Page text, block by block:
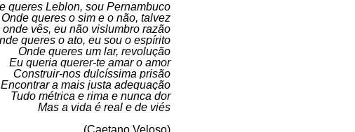
queres Leblon, sou Pernambuco
Onde queres o sim e o não, talvez
onde vês, eu não vislumbro razão
queres o ato, eu sou o espírito
Onde queres um lar, revolução
Eu queria querer-te amar o amor
Construir-nos dulcíssima prisão
Encontrar a mais justa adequação
Tudo métrica e rima e nunca dor
Mas a vida é real e de viés
(Caetano Veloso)